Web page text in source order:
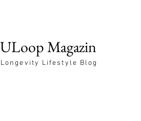
ULoop Magazin
Longevity Lifestyle Blog